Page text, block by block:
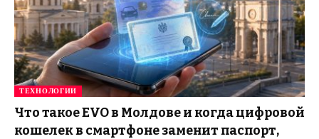
ТЕХНОЛОГИИ
Что такое EVO в Молдове и когда цифровой
кошелек в смартфоне заменит паспорт,